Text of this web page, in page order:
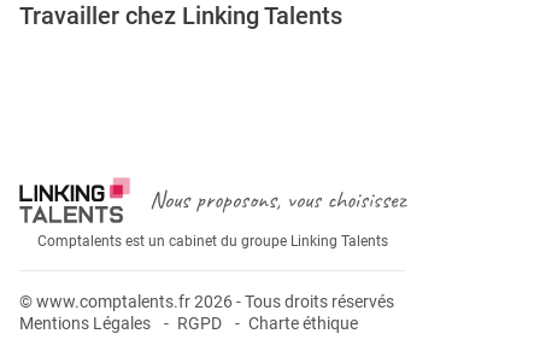
Travailler chez Linking Talents
Nous proposons, vous choisissez
Comptalents est un cabinet du groupe Linking Talents
© www.comptalents.fr 2026 - Tous droits réservés
Mentions Légales
RGPD Charte éthique